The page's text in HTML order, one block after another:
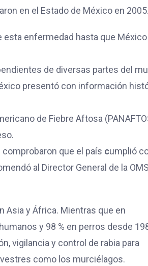
en el Estado de México en 2005.
esta enfermedad hasta que
de diversas partes del
presentó con información
de Fiebre Aftosa
que el país cumplió
al Director General de la
Asia y África. Mientras que en
y 98 % en perros desde
vigilancia y control de rabia para
como los murciélagos.